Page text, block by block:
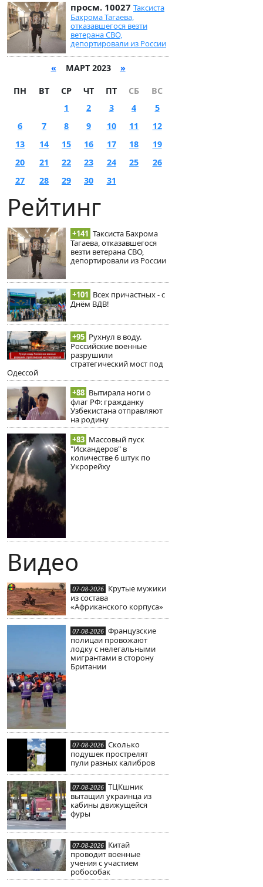
просм. 10027 Таксиста
Бахрома Тагаева,
отказавшегося везти
ветерана СВО,
депортировали из России
« МАРТ 2023 »
ПН ВТ СР ЧТ ПТ СБ
ВС
1
2 3 4
5
6
7 8 9 10 11
12
13
14 15 16 17 18
19
20
21 22 23 24 25
26
27
28 29 30 31
Рейтинг
+141 Таксиста Бахрома
Тагаева, отказавшегося
везти ветерана СВО,
депортировали из России
+101 Всех причастных - с
Днём ВДВ!
+95 Рухнул в воду.
Российские военные
разрушили
стратегический мост под
Одессой
+88 Вытирала ноги о
флаг РФ: гражданку
Узбекистана отправляют
на родину
+83 Массовый пуск
"Искандеров" в
количестве 6 штук по
Укрорейху
Видео
07-08-2026 Крутые мужики
из состава
«Африканского корпуса»
07-08-2026 Французские
полицаи провожают
лодку с нелегальными
мигрантами в сторону
Британии
07-08-2026 Сколько
подушек прострелят
пули разных калибров
07-08-2026 ТЦКшник
вытащил украинца из
кабины движущейся
фуры
07-08-2026 Китай
проводит военные
учения с участием
робособак